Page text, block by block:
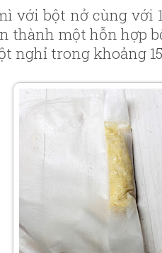
với bột nở cùng với
thành một hỗn hợp
nghỉ trong khoảng